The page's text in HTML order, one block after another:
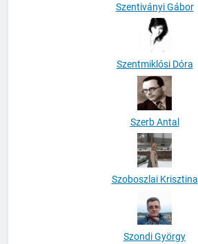
Szentiványi Gábor
Szentmiklósi Dóra
Szerb Antal
Szoboszlai Krisztina
Szondi György